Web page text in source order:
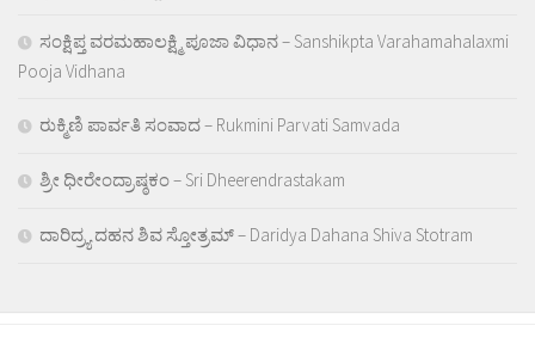
ಸಂಕ್ಷಿಪ್ತ ವರಮಹಾಲಕ್ಷ್ಮಿ ಪೂಜಾ ವಿಧಾನ – Sanshikpta Varahamahalaxmi
Pooja Vidhana
ರುಕ್ಮಿಣಿ ಪಾರ್ವತಿ ಸಂವಾದ – Rukmini Parvati Samvada
ಶ್ರೀ ಧೀರೇಂದ್ರಾಷ್ಠಕಂ – Sri Dheerendrastakam
ದಾರಿದ್ರ್ಯ ದಹನ ಶಿವ ಸ್ತೋತ್ರಮ್ – Daridya Dahana Shiva Stotram